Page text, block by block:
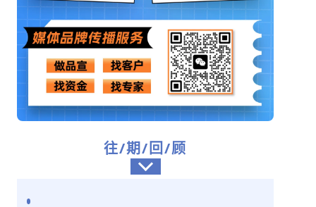
往/期/回/顾